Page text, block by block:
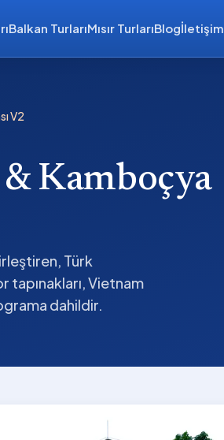
Balkan TurlarıMısır TurlarıBlogİletişim
V2
Kamboçya
Türk
tapınakları, Vietnam
dahildir.